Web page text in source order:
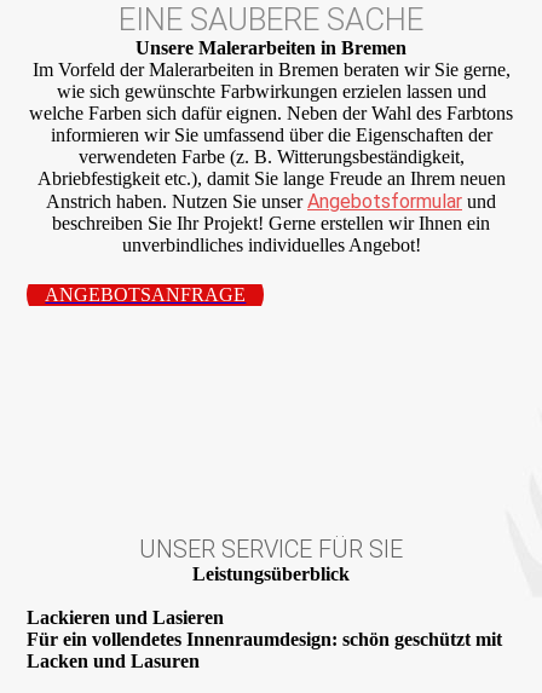
EINE SAUBERE SACHE
Unsere Maler­arbeiten in Bremen
Im Vorfeld der Malerarbeiten in Bremen beraten wir Sie gerne,
wie sich gewünschte Farbwirkungen erzielen lassen und
welche Farben sich dafür eignen. Neben der Wahl des Farbtons
informieren wir Sie umfassend über die Eigenschaften der
verwendeten Farbe (z. B. Witterungsbeständigkeit,
Abriebfestigkeit etc.), damit Sie lange Freude an Ihrem neuen
Anstrich haben. Nutzen Sie unserAngebotsformular und
beschreiben Sie Ihr Projekt! Gerne erstellen wir Ihnen ein
unverbindliches individuelles Angebot!
ANGEBOTSANFRAGE
UNSER SERVICE FÜR SIE
Leistungsüberblick
Lackieren und Lasieren
Für ein vollendetes Innenraumdesign: schön geschützt mit
Lacken und Lasuren